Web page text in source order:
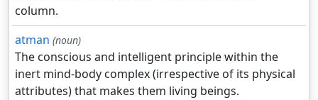
column.
atman (noun)
The conscious and intelligent principle within the
inert mind-body complex (irrespective of its physical
attributes) that makes them living beings.